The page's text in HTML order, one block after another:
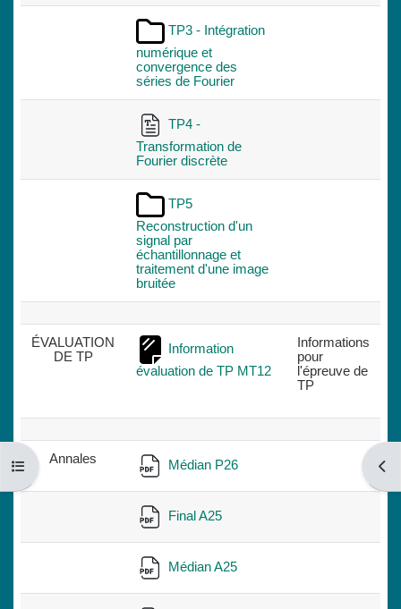
Ouvrir l’index du cours
TP3 - Intégration
numérique et
convergence des
séries de Fourier
TP4 -
Transformation de
Fourier discrète
TP5
Reconstruction d'un
signal par
échantillonnage et
traitement d'une image
bruitée
ÉVALUATION
DE TP
Information
évaluation de TP MT12
Informations
pour
l'épreuve de
TP
Annales Médian P26
Final A25
Médian A25